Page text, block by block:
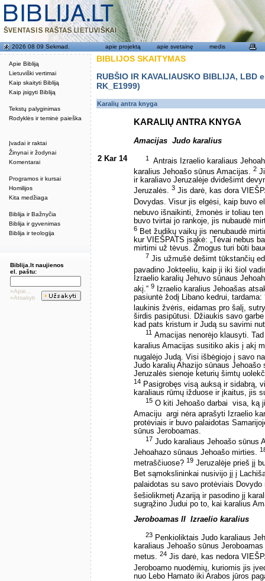
Apie Bibliją
Lietuviški vertimai
Kaip skaityti Bibliją
Kaip įsigyti Bibliją
Tekstų palyginimas
Rodyklės ir teminė paieška
Įvadai ir raktai
Žinynai ir žodynai
Komentarai
Programos ir kursai
Homilijos
Kita medžiaga
Biblija ir Bažnyčia
Biblija ir gyvenimas
Biblija ir teologija
2026 08 09 Sekmad. apie projektą apie svetainę medis
Biblija.lt naujienos
el. paštu:
»Apie...
»Atsakyti
BIBLIJOS SKAITYMAS
RUBŠIO IR KAVALIAUSKO BIBLIJA,
RK_E1999)
Karalių antra knyga
KARALIŲ ANTRA KNYGA
Amacijas ­ Judo karalius
2 Kar 14 1
Antrais Izraelio karaliaus
karalius Jehoašo sūnus Amacijas. 2
ir karaliavo Jeruzalėje dvidešimt
Jeruzalės. 3 Jis darė, kas dora
Dovydas. Visur jis elgėsi, kaip buvo
nebuvo išnaikinti, žmonės ir toliau
buvo tvirtai jo rankoje, jis nubaudė
6 Bet žudikų vaikų jis nenubaudė
kur VIEŠPATS įsakė: „Tėvai nebus
mirtimi už tėvus. Žmogus turi būti
7 Jis užmušė dešimt tūkstančių
pavadino Jokteeliu, kaip ji iki šiol
Izraelio karalių Jehuvo sūnaus
akį.“ 9 Izraelio karalius Jehoašas
pasiuntė žodį Libano kedrui, tardama:
laukinis žvėris, eidamas pro šalį,
širdis pasipūtusi. Džiaukis savo
kad pats kristum ir Judą su savimi
11 Amacijas nenorėjo klausyti.
karalius Amacijas susitiko akis į akį
nugalėjo Judą. Visi išbėgiojo į savo
Judo karalių Ahazijo sūnaus
Jeruzalės sienoje keturių šimtų
14 Pasigrobęs visą auksą ir sidabrą,
karaliaus rūmų ižduose ir įkaitus, jis
15 O kiti Jehoašo darbai ­ visa, ką
Amaciju ­ argi nėra aprašyti Izraelio
protėviais ir buvo palaidotas
sūnus Jeroboamas.
17 Judo karaliaus Jehoašo sūnus
Jehoahazo sūnaus Jehoašo mirties.
metraščiuose? 19 Jeruzalėje prieš jį
Bet sąmokslininkai nusivijo jį į
palaidotas su savo protėviais
šešiolikmetį Azariją ir pasodino jį
sugrąžino Judui po to, kai karalius
Jeroboamas II ­ Izraelio karalius
23 Penkioliktais Judo karaliaus
karaliaus Jehoašo sūnus
metus. 24 Jis darė, kas nedora
Jeroboamo nuodėmių, kuriomis jis
nuo Lebo Hamato iki Arabos jūros